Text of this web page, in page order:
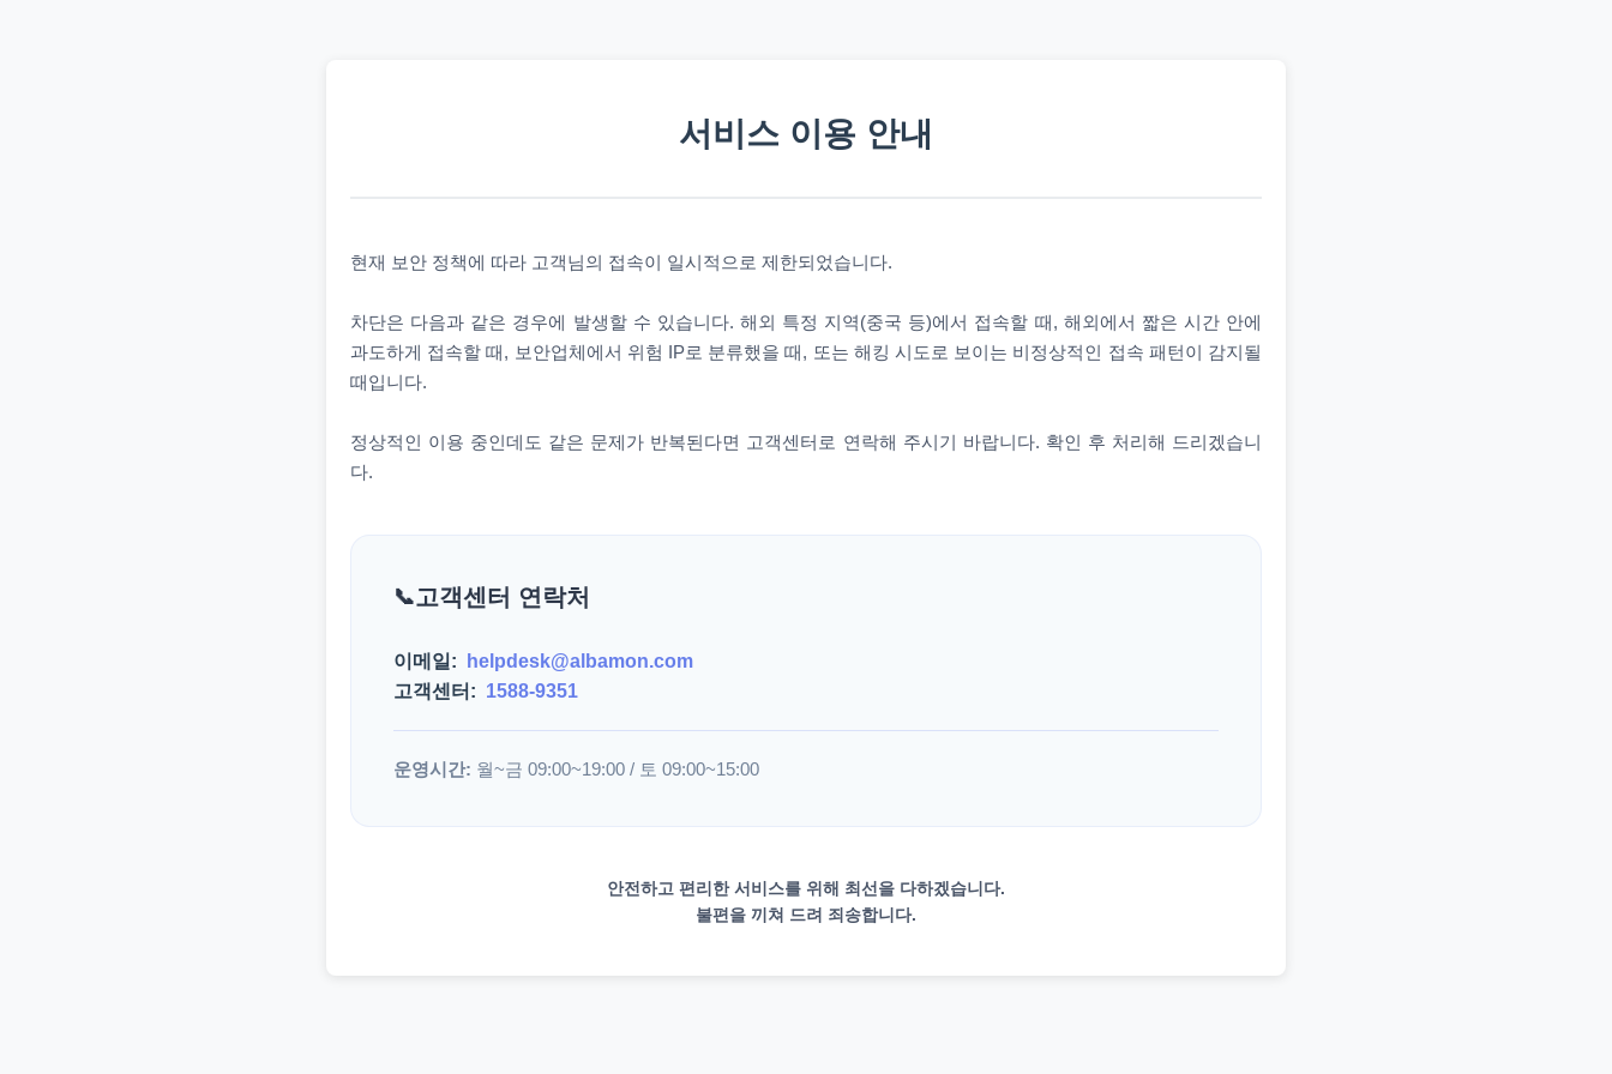
서비스 이용 안내
현재 보안 정책에 따라 고객님의 접속이 일시적으로 제한되었습니다.
차단은 다음과 같은 경우에 발생할 수 있습니다. 해외 특정 지역(중국 등)에서 접속할 때, 해외에서 짧은 시간 안에
과도하게 접속할 때, 보안업체에서 위험 IP로 분류했을 때, 또는 해킹 시도로 보이는 비정상적인 접속 패턴이 감지될
때입니다.
정상적인 이용 중인데도 같은 문제가 반복된다면 고객센터로 연락해 주시기 바랍니다. 확인 후 처리해 드리겠습니
다.
고객센터 연락처
이메일:
helpdesk@albamon.com
고객센터: 1588-9351
운영시간: 월~금 09:00~19:00 / 토 09:00~15:00
안전하고 편리한 서비스를 위해 최선을 다하겠습니다.
불편을 끼쳐 드려 죄송합니다.